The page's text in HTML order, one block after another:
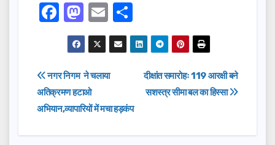
F
a
c
e
b
o
o
M
a
st
o
d
o
n
E
m
ail
h
ar
e
Post
navigation
दीक्षांत समारोहः 119 आरक्षी बने
सशस्त्र सीमा बल का हिस्सा
नगर निगम ने चलाया
अतिक्रमण हटाओ
अभियान,व्यापारियों में मचा हड़कंप